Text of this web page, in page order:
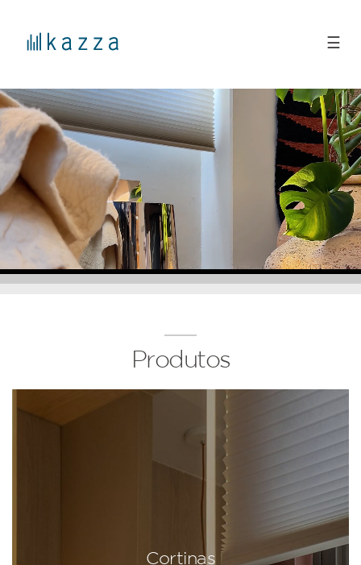
☰
Produtos
Cortinas